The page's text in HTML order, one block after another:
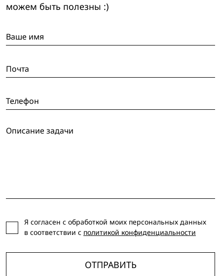
можем быть полезны :)
Я согласен с обработкой моих персональных данных
в соответствии с политикой конфиденциальности
ОТПРАВИТЬ